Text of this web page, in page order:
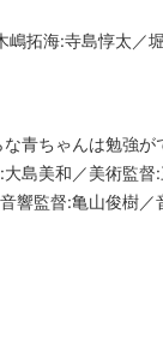
嶋拓海:寺島惇太／
青ちゃんは勉強
島美和／美術監
響監督:亀山俊樹